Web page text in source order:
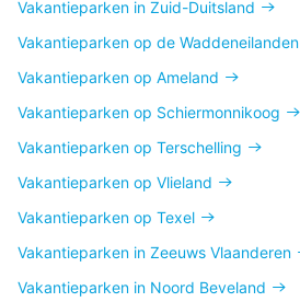
Vakantieparken in Zuid-Duitsland
Vakantieparken op de Waddeneilanden
Vakantieparken op Ameland
Vakantieparken op Schiermonnikoog
Vakantieparken op Terschelling
Vakantieparken op Vlieland
Vakantieparken op Texel
Vakantieparken in Zeeuws Vlaanderen
Vakantieparken in Noord Beveland